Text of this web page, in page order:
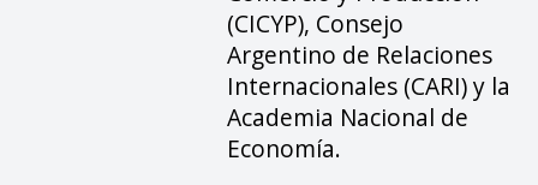
(CICYP), Consejo
Argentino de Relaciones
Internacionales (CARI) y la
Academia Nacional de
Economía.